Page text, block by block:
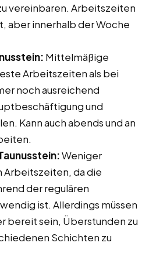
vereinbaren. Arbeitszeiten
aber innerhalb der Woche
Mittelmäßige
Arbeitszeiten als bei
noch ausreichend
und
Kann auch abends und an
Weniger
Arbeitszeiten, da die
der regulären
ist. Allerdings müssen
bereit sein, Überstunden zu
Schichten zu